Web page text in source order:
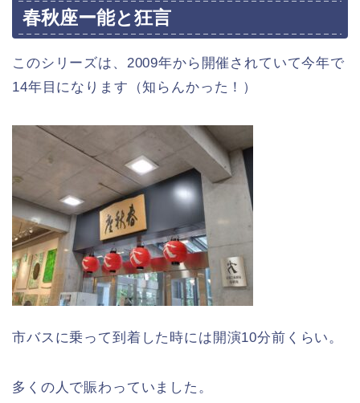
春秋座ー能と狂言
このシリーズは、2009年から開催されていて今年で
14年目になります（知らんかった！）
市バスに乗って到着した時には開演10分前くらい。
多くの人で賑わっていました。